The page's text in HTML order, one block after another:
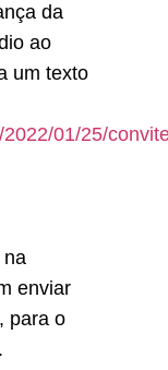
da
ao
um texto
01/25/
na
enviar
para o